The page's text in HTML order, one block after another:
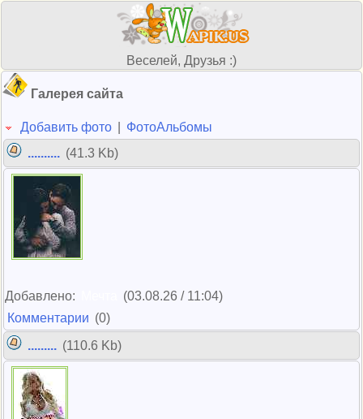
Веселей, Друзья :)
Галерея сайта
Добавить фото
ФотоАльбомы
.......... (41.3 Kb)
Добавлено:
(03.08.26 / 11:04)
Комментарии (0)
......... (110.6 Kb)